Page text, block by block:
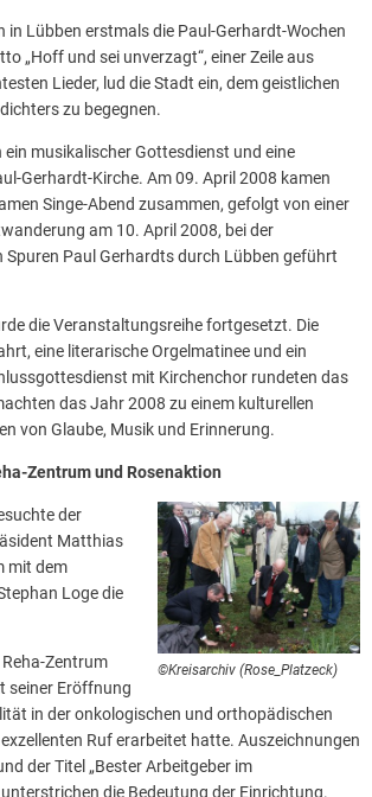
in Lübben erstmals die Paul-Gerhardt-Wochen
„Hoff und sei unverzagt“, einer Zeile aus
Lieder, lud die Stadt ein, dem geistlichen
zu begegnen.
musikalischer Gottesdienst und eine
Gerhardt-Kirche. Am 09. April 2008 kamen
Singe-Abend zusammen, gefolgt von einer
am 10. April 2008, bei der
Spuren Paul Gerhardts durch Lübben geführt
die Veranstaltungsreihe fortgesetzt. Die
eine literarische Orgelmatinee und ein
mit Kirchenchor rundeten das
das Jahr 2008 zu einem kulturellen
von Glaube, Musik und Erinnerung.
Zentrum und Rosenaktion
©Kreisarchiv (Rose_Platzeck)
der
Matthias
mit dem
Loge die
Zentrum
seiner Eröffnung
in der onkologischen und orthopädischen
Ruf erarbeitet hatte. Auszeichnungen
der Titel „Bester Arbeitgeber im
die Bedeutung der Einrichtung.